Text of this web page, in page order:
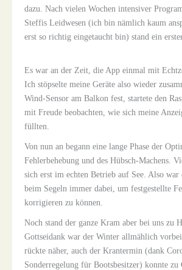
dazu. Nach vielen Wochen intensiver
Steffis Leidwesen (ich bin nämlich kaum
erst so richtig eingetaucht bin) stand ein
Es war an der Zeit, die App einmal mit
Ich stöpselte meine Geräte also wieder
Wind-Sensor am Balkon fest, startete den
mit Freude beobachten, wie sich meine
füllten.
Von nun an begann eine lange Phase der
Fehlerbehebung und des Hübsch-Machens.
sich erst im echten Betrieb auf See. Also war
beim Segeln immer dabei, um festgestellte
korrigieren zu können.
Noch stand der ganze Kram aber bei uns zu
Gottseidank war der Winter allmählich
rückte näher, auch der Krantermin (dank
Sonderregelung für Bootsbesitzer) konnte zu